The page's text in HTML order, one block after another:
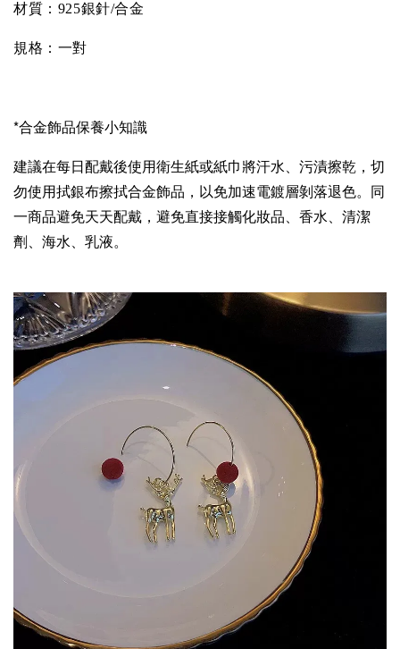
材質： 925銀針/合金
規格：一對
*合金飾品保養小知識
建議在每日配戴後使用衛生紙或紙巾將汗水、污漬擦乾，切
勿使用拭銀布擦拭合金飾品，以免加速電鍍層剝落退色。同
一商品避免天天配戴，避免直接接觸化妝品、香水、清潔
劑、海水、乳液。